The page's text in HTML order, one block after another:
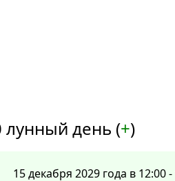
лунный день (+)
15 декабря 2029 года в 12:00 -